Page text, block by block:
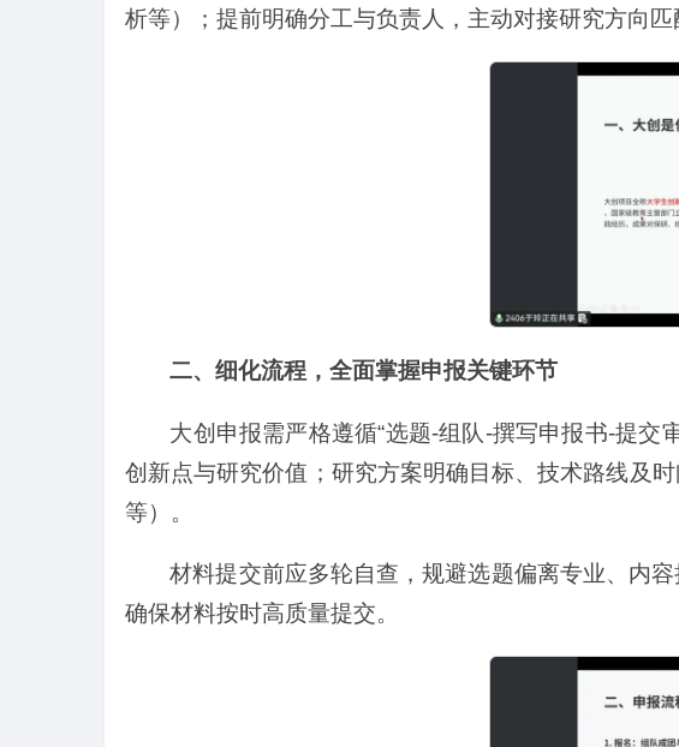
析等）；提前明确分工与负责人，主动对接研究方向
二、细化流程，全面掌握申报关键环节
大创申报需严格遵循“选题-组队-撰写申报书-提
创新点与研究价值；研究方案明确目标、技术路线及
等）。
材料提交前应多轮自查，规避选题偏离专业、内
确保材料按时高质量提交。